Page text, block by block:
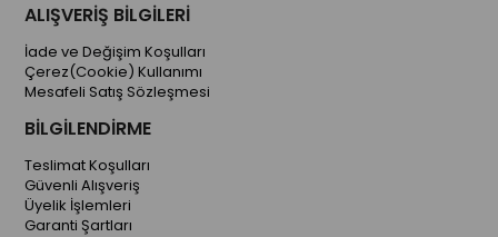
ALIŞVERİŞ BİLGİLERİ
İade ve Değişim Koşulları
Çerez(Cookie) Kullanımı
Mesafeli Satış Sözleşmesi
BİLGİLENDİRME
Teslimat Koşulları
Güvenli Alışveriş
Üyelik İşlemleri
Garanti Şartları